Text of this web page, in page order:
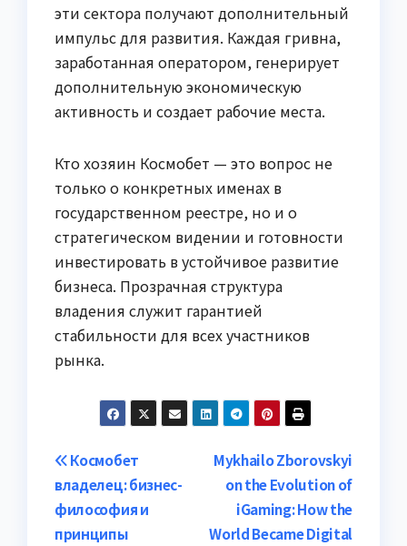
эти сектора получают дополнительный
импульс для развития. Каждая гривна,
заработанная оператором, генерирует
дополнительную экономическую
активность и создает рабочие места.
Кто хозяин Космобет — это вопрос не
только о конкретных именах в
государственном реестре, но и о
стратегическом видении и готовности
инвестировать в устойчивое развитие
бизнеса. Прозрачная структура
владения служит гарантией
стабильности для всех участников
рынка.
Post
navigation
Mykhailo Zborovskyi
on the Evolution of
iGaming: How the
World Became Digital
Космобет
владелец: бизнес-
философия и
принципы